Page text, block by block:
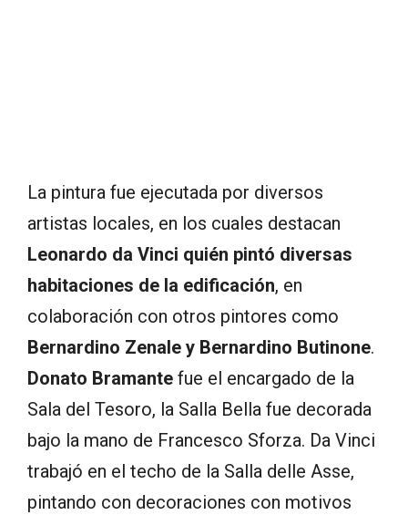
La pintura fue ejecutada por diversos
artistas locales, en los cuales destacan
Leonardo da Vinci quién pintó diversas
habitaciones de la edificación, en
colaboración con otros pintores como
Bernardino Zenale y Bernardino Butinone.
Donato Bramante fue el encargado de la
Sala del Tesoro, la Salla Bella fue decorada
bajo la mano de Francesco Sforza. Da Vinci
trabajó en el techo de la Salla delle Asse,
pintando con decoraciones con motivos